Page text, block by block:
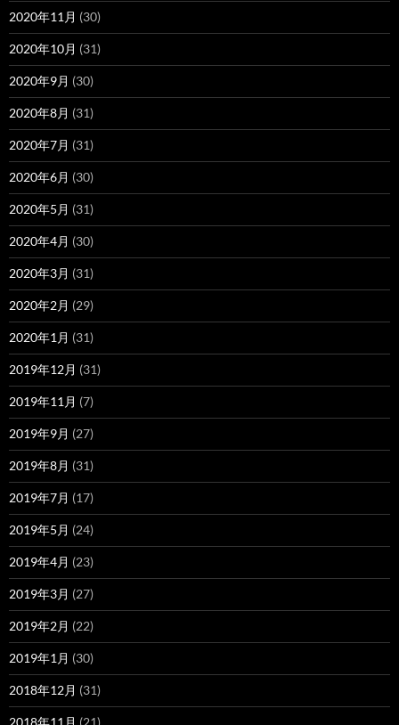
2020年11月 (30)
2020年10月 (31)
2020年9月 (30)
2020年8月 (31)
2020年7月 (31)
2020年6月 (30)
2020年5月 (31)
2020年4月 (30)
2020年3月 (31)
2020年2月 (29)
2020年1月 (31)
2019年12月 (31)
2019年11月 (7)
2019年9月 (27)
2019年8月 (31)
2019年7月 (17)
2019年5月 (24)
2019年4月 (23)
2019年3月 (27)
2019年2月 (22)
2019年1月 (30)
2018年12月 (31)